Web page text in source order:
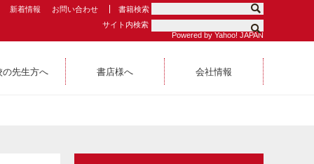
新着情報 お問い合わせ
書籍検索
サイト内検索
Powered by Yahoo! JAPAN
の先生方へ 書店様へ 会社情報